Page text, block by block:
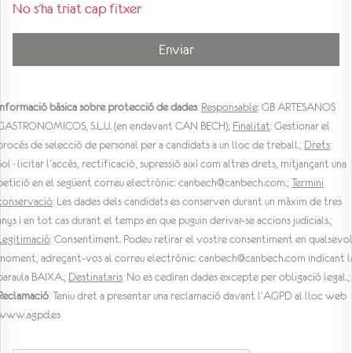
No s'ha triat cap fitxer
Enviar
bàsica sobre protecció de dades: Responsable: GB ARTESANOS
S.L.U. (en endavant CAN BECH); Finalitat: Gestionar el
de selecció de personal per a candidats a un lloc de treball.; Drets:
l'accés, rectificació, supressió així com altres drets, mitjançant una
en el següent correu electrònic: canbech@canbech.com.;Termini
: Les dades dels candidats es conserven durant un màxim de tres
i en tot cas durant el temps en que puguin derivar-se accions judicials.;
: Consentiment. Podeu retirar el vostre consentiment en qualsevol
adreçant-vos al correu electrònic: canbech@canbech.com indicant
BAIXA.; Destinataris: No es cediran dades excepte per obligació legal.;
: Teniu dret a presentar una reclamació davant l'AGPD al lloc web